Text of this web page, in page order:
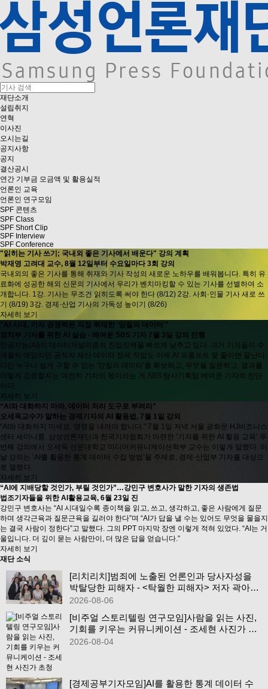
재단소개
설립취지
연혁
이사진
오시는길
공지사항
공지
결산공시
연간 기부금 모금액 및 활용실적
언론인 교육
언론인 연구모임
SPF 콘텐츠
SPF Class
SPF Short Clip
SPF Interview
SPF Conference
"읽히는 기사 쓰기; 국내외 좋은 기사에서 배운다" 강의 계획
박재영 고려대 교수, 8월 12일부터 수요일마다 3회 강의
국내외의 좋은 기사를 통해 취재와 기사 작성의 새로운 노하우를 배워봅니다. 특히 유
료화에 성공한 해외 신문의 기사에서 우리가 벤치마킹할 수 있는 기사를 선별하여 소
개합니다. 1강. 기사는 무조건 읽히도록 써야 한다 (8/12) 2강. 사회·인물 기사 새로 쓰
기 (8/19) 3강. 경제·산업 기사의 가독성 높이기 (8/26)
자세히 보기
"AI 시대, 기자 경쟁력은 직접 취재한 '양질의 데이터'"
정치부 기자를 위한 AI 실습 - 배여운 SBS 기자 7월 3일 강의 진행
인공지능(AI)이 데이터저널리즘의 진입장벽을 빠르게 낮추고 있다. 과거 기자들이 수
개월씩 매달리던 공직자 재산 데이터 정제 작업도 이제 AI 프롬프트 몇 줄이면 끝난다.
다만 누구나 쉽게 구할 수 없는 '양질의 데이터'를 확보하고, 무엇을 질문하고, 결과를
어떻게 검증할지는 여전히 기자의 몫이라는 게 SBS 탐사기획팀 배여운 기자의 진단
이다.
자세히 보기
“AI와 대화하지 마라, 데이터 처리 도구로 부려라”
오세욱교수가 말하는 경제기자의 AI 활용법, 7월 1일 강의
“AI와 대화하지 마세요. 명령을 내려야 합니다.” 7월 1일 저녁 서울 광화문 HJ비즈니스
센터 세미나룸. 삼성언론재단과 한국기자협회가 마련한 ‘기자를 위한 AI 활용 교육’ 두
번째 강의에서 오세욱 선문대학교 미디어커뮤니케이션학부 교수는 이렇게 말했다. 이
날 강의는 ‘AI를 활용한 통계 데이터 수집 방법’을 주제로, 경제·산업부 기자를 대상으
로 열렸다.
자세히 보기
“AI에 지배당할 것인가, 부릴 것인가”…강민구 변호사가 말한 기자의 생존법
법조기자들을 위한 AI활용교육, 6월 23일 진
강민구 변호사는 “AI 시대일수록 종이책을 읽고, 쓰고, 생각하고, 좋은 사람에게 질문
하며 생각근육과 질문근육을 길러야 한다”며 “AI가 답을 낼 수는 있어도 무엇을 물을지
는 결국 사람이 정한다”고 말했다. 그의 PPT 마지막 장엔 이렇게 적혀 있었다. “AI는 거
울입니다. 더 깊이 묻는 사람만이, 더 많은 답을 얻습니다.”
자세히 보기
재단 소식
[리치리치]범죄에 노출된 언론인과 당사자성을
박탈당한 피해자 - <탁월한 피해자> 저자 곽아람
조선일보 기자…
2026-08-06
[비주얼 스토리텔링 연구모임]사람을 읽는 사진,
기회를 키우는 커뮤니케이션 - 조세현 사진가 초
청
2026-08-04
[경제공부기자모임]AI를 활용한 통계 데이터 수